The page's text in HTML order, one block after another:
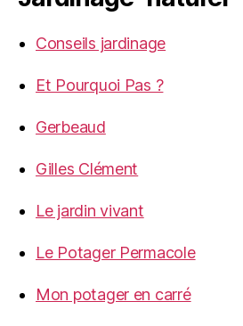
Conseils jardinage
Et Pourquoi Pas ?
Gerbeaud
Gilles Clément
Le jardin vivant
Le Potager Permacole
Mon potager en carré